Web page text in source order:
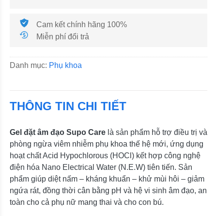
Cam kết chính hãng 100%
Miễn phí đổi trả
Danh mục: Phụ khoa
THÔNG TIN CHI TIẾT
Gel đặt âm đạo Supo Care là sản phẩm hỗ trợ điều trị và
phòng ngừa viêm nhiễm phụ khoa thế hệ mới, ứng dụng
hoạt chất Acid Hypochlorous (HOCl) kết hợp công nghệ
điện hóa Nano Electrical Water (N.E.W) tiên tiến. Sản
phẩm giúp diệt nấm – kháng khuẩn – khử mùi hôi – giảm
ngứa rát, đồng thời cân bằng pH và hệ vi sinh âm đạo, an
toàn cho cả phụ nữ mang thai và cho con bú.